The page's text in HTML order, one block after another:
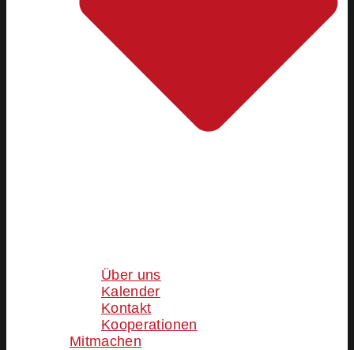
Über uns
Kalender
Kontakt
Kooperationen
Mitmachen